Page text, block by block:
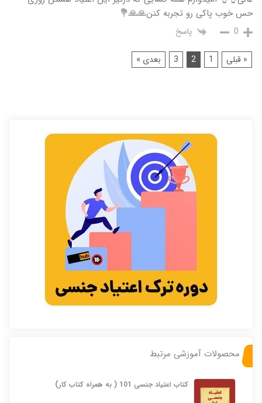
حس خوب پاکی رو تجربه کنن🙏🙏💐
0 پاسخ
« قبلی 1
2
3 بعدی »
محصولات آموزشی مرتبط
کتاب اعتیاد جنسی 101 ( به همراه کتاب کار)